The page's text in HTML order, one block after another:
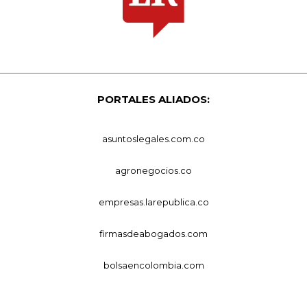
PORTALES ALIADOS:
asuntoslegales.com.co
agronegocios.co
empresas.larepublica.co
firmasdeabogados.com
bolsaencolombia.com